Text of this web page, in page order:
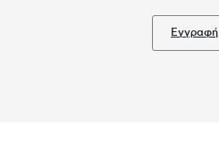
Εγγραφή